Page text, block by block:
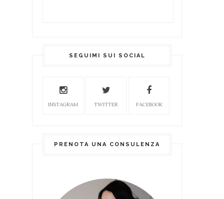
SEGUIMI SUI SOCIAL
INSTAGRAM TWITTER FACEBOOK
PRENOTA UNA CONSULENZA